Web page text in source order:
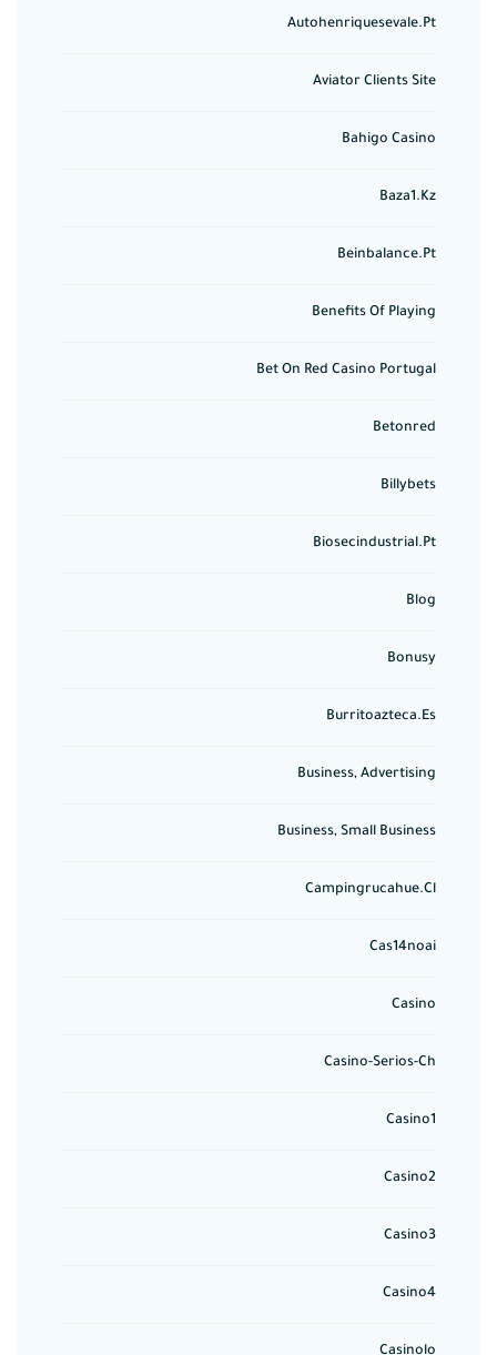
Autohenriquesevale.pt
Aviator Clients Site
Bahigo Casino
Baza1.kz
Beinbalance.pt
Benefits Of Playing
Bet On Red Casino Portugal
Betonred
Billybets
Biosecindustrial.pt
Blog
Bonusy
Burritoazteca.es
Business, Advertising
Business, Small Business
Campingrucahue.cl
Cas14noai
Casino
Casino-Serios-Ch
Casino1
Casino2
Casino3
Casino4
Casinolo